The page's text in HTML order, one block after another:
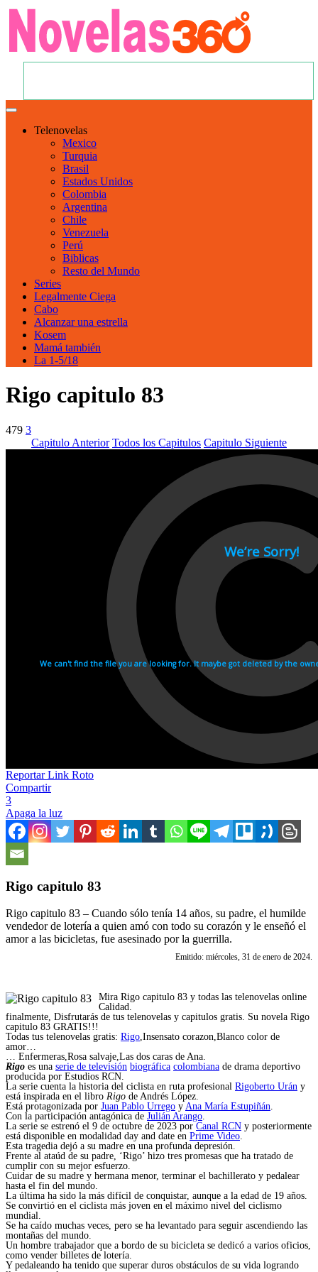
Telenovelas
Mexico
Turquia
Brasil
Estados Unidos
Colombia
Argentina
Chile
Venezuela
Perú
Biblicas
Resto del Mundo
Series
Legalmente Ciega
Cabo
Alcanzar una estrella
Kosem
Mamá también
La 1-5/18
Rigo capitulo 83
479 3
Capitulo Anterior Todos los Capitulos Capitulo Siguiente
Reportar Link Roto
Compartir
3
Apaga la luz
Rigo capitulo 83
Rigo capitulo 83 – Cuando sólo tenía 14 años, su padre, el humilde
vendedor de lotería a quien amó con todo su corazón y le enseñó el
amor a las bicicletas, fue asesinado por la guerrilla.
Emitido: miércoles, 31 de enero de 2024.
Mira Rigo capitulo 83 y todas las telenovelas online
Calidad.
finalmente, Disfrutarás de tus telenovelas y capitulos gratis. Su novela Rigo
capitulo 83 GRATIS!!!
Todas tus telenovelas gratis: Rigo,Insensato corazon,Blanco color de
amor…
… Enfermeras,Rosa salvaje,Las dos caras de Ana.
Rigo es una serie de televisión biográfica colombiana de drama deportivo
producida por Estudios RCN.
La serie cuenta la historia del ciclista en ruta profesional Rigoberto Urán y
está inspirada en el libro Rigo de Andrés López.
Está protagonizada por Juan Pablo Urrego y Ana María Estupiñán.
Con la participación antagónica de Julián Arango.
La serie se estrenó el 9 de octubre de 2023 por Canal RCN y posteriormente
está disponible en modalidad day and date en Prime Video.
Esta tragedia dejó a su madre en una profunda depresión.
Frente al ataúd de su padre, ‘Rigo’ hizo tres promesas que ha tratado de
cumplir con su mejor esfuerzo.
Cuidar de su madre y hermana menor, terminar el bachillerato y pedalear
hasta el fin del mundo.
La última ha sido la más difícil de conquistar, aunque a la edad de 19 años.
Se convirtió en el ciclista más joven en el máximo nivel del ciclismo
mundial.
Se ha caído muchas veces, pero se ha levantado para seguir ascendiendo las
montañas del mundo.
Un hombre trabajador que a bordo de su bicicleta se dedicó a varios oficios,
como vender billetes de lotería.
Y pedaleando ha tenido que superar duros obstáculos de su vida logrando